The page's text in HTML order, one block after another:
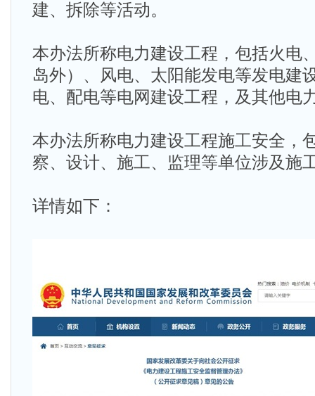
建、拆除等活动。
本办法所称电力建设工程，包括火电
岛外）、风电、太阳能发电等发电建
电、配电等电网建设工程，及其他电
本办法所称电力建设工程施工安全，
察、设计、施工、监理等单位涉及施
详情如下：